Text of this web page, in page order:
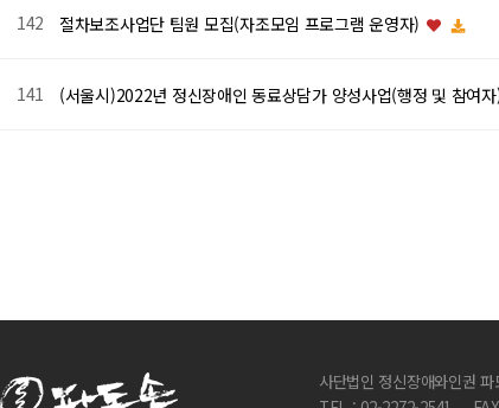
142 절차보조사업단 팀원 모집(자조모임 프로그램 운영자)
141 (서울시)2022년 정신장애인 동료상담가 양성사업(행정 및 참여
사단법인 정신장애와인권 파